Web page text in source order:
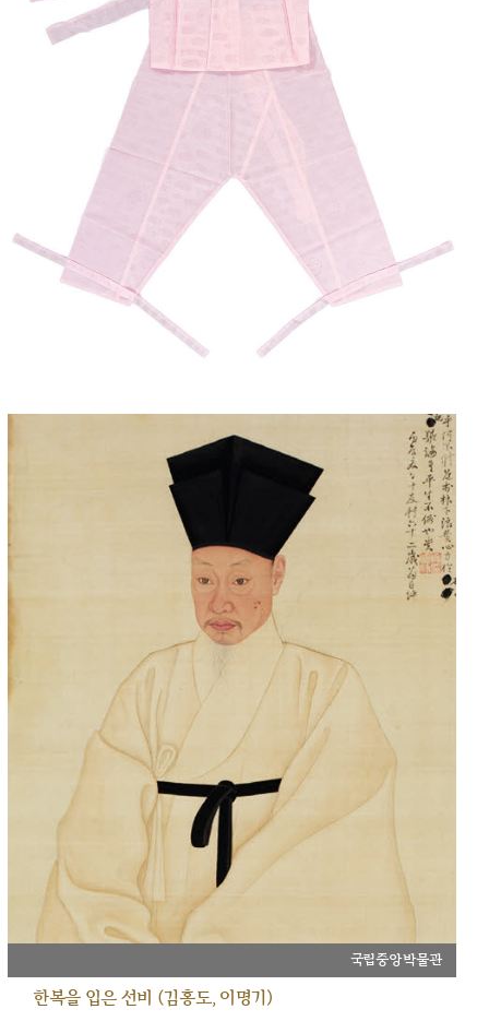
국립중앙박물관
한복을 입은 선비 (김홍도, 이명기)